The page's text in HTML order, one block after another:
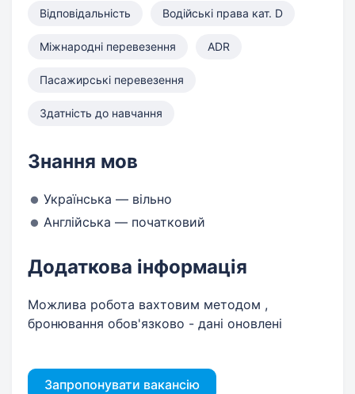
Відповідальність Водійські права кат. D
Міжнародні перевезення ADR
Пасажирські перевезення
Здатність до навчання
Знання мов
Українська — вільно
Англійська — початковий
Додаткова інформація
Можлива робота вахтовим методом ,
бронювання обов'язково - дані оновлені
Запропонувати вакансію